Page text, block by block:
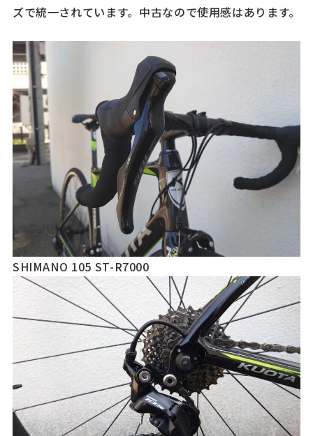
ズで統一されています。中古なので使用感はあります。
SHIMANO 105 ST-R7000